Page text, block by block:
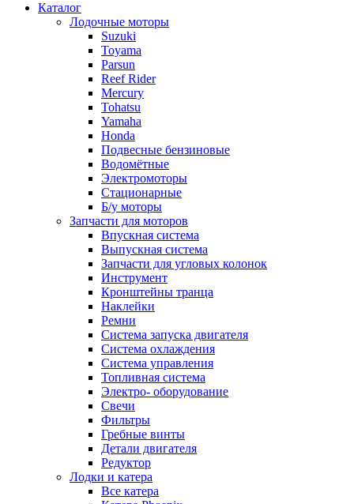
Каталог
Лодочные моторы
Suzuki
Toyama
Parsun
Reef Rider
Mercury
Tohatsu
Yamaha
Honda
Подвесные бензиновые
Водомётные
Электромоторы
Стационарные
Б/у моторы
Запчасти для моторов
Впускная система
Выпускная система
Запчасти для угловых колонок
Инструмент
Кронштейны транца
Наклейки
Ремни
Система запуска двигателя
Система охлаждения
Система управления
Топливная система
Электро- оборудование
Свечи
Фильтры
Гребные винты
Детали двигателя
Редуктор
Лодки и катера
Все катера